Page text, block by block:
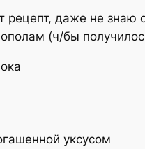
рецепт, даже не знаю
(ч/бы
уксусом